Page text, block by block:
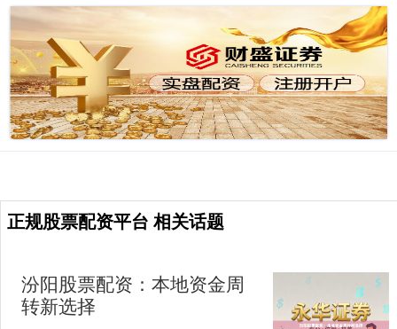
正规股票配资平台 相关话题
汾阳股票配资：本地资金周
转新选择